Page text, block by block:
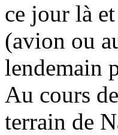
ce jour là
(avion ou
lendemain
Au cours
terrain de